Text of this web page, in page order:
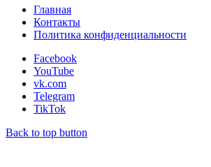
Главная
Контакты
Политика конфиденциальности
Facebook
YouTube
vk.com
Telegram
TikTok
Back to top button